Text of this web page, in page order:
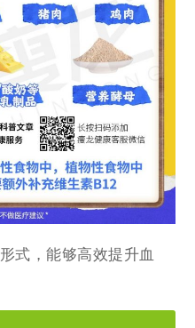
式，能够高效提升血